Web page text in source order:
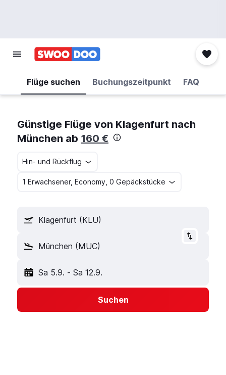
Flüge suchen Buchungszeitpunkt FAQ
Günstige Flüge von Klagenfurt nach
München ab 160 €
Hin- und Rückflug
1 Erwachsener, Economy, 0 Gepäckstücke
Klagenfurt (KLU)
München (MUC)
Sa 5.9. - Sa 12.9.
Suchen